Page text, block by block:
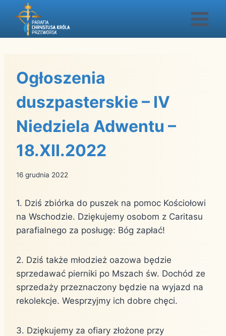
Przejdź
Ogłoszenia
duszpasterskie – IV
Niedziela Adwentu –
18.XII.2022
16 grudnia 2022
1. Dziś zbiórka do puszek na pomoc Kościołowi
na Wschodzie. Dziękujemy osobom z Caritasu
parafialnego za posługę: Bóg zapłać!
2. Dziś także młodzież oazowa będzie
sprzedawać pierniki po Mszach św. Dochód ze
sprzedaży przeznaczony będzie na wyjazd na
rekolekcje. Wesprzyjmy ich dobre chęci.
3. Dziękujemy za ofiary złożone przy